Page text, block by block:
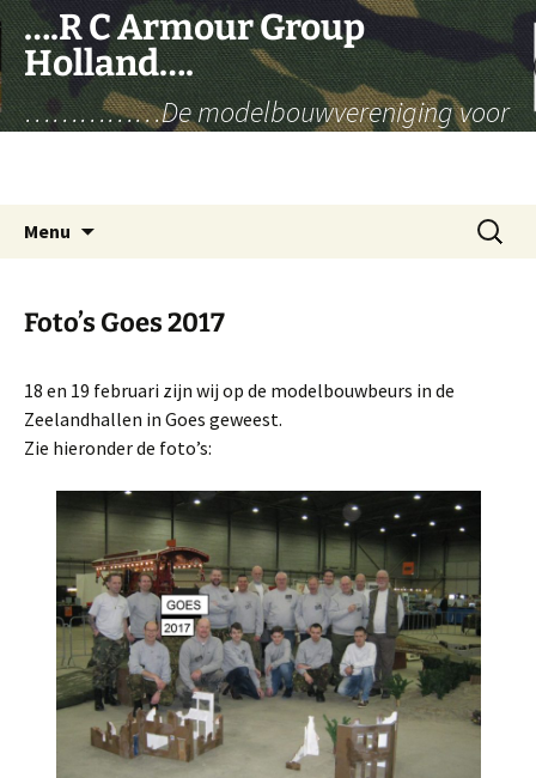
naar
de
inhoud
….R C Armour Group
Holland….
……………De modelbouwvereniging voor
Menu
Zoeken
naar:
Foto’s Goes 2017
18 en 19 februari zijn wij op de modelbouwbeurs in de
Zeelandhallen in Goes geweest.
Zie hieronder de foto’s: